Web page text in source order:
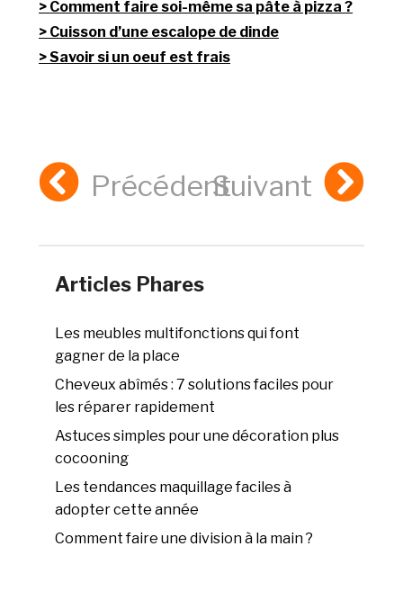
Comment faire soi-même sa pâte à pizza ?
Cuisson d’une escalope de dinde
Savoir si un oeuf est frais
PrécédentSuivant
Articles Phares
Les meubles multifonctions qui font
gagner de la place
Cheveux abîmés : 7 solutions faciles pour
les réparer rapidement
Astuces simples pour une décoration plus
cocooning
Les tendances maquillage faciles à
adopter cette année
Comment faire une division à la main ?